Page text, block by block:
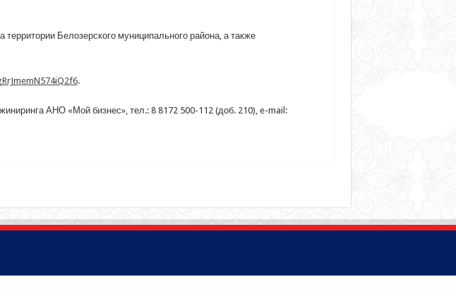
Белозерского муниципального района, а также
.
АНО «Мой бизнес», тел.: 8 8172 500-112 (доб. 210), e-mail: